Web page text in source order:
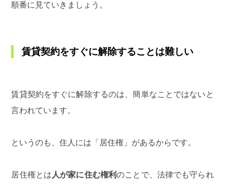
順番に見ていきましょう。
賃貸契約をすぐに解除することは難しい
賃貸契約をすぐに解除するのは、簡単なことではないと
言われています。
というのも、住人には「居住権」があるからです。
居住権とは 人が家に住む権利のことで、法律でも守られ